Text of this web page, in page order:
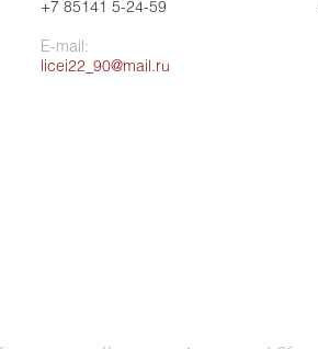
+7 85141 5-24-59
E-mail:
licei22_90@mail.ru